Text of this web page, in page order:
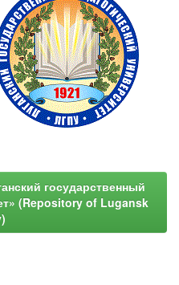
государственный
(Repository of Lugansk